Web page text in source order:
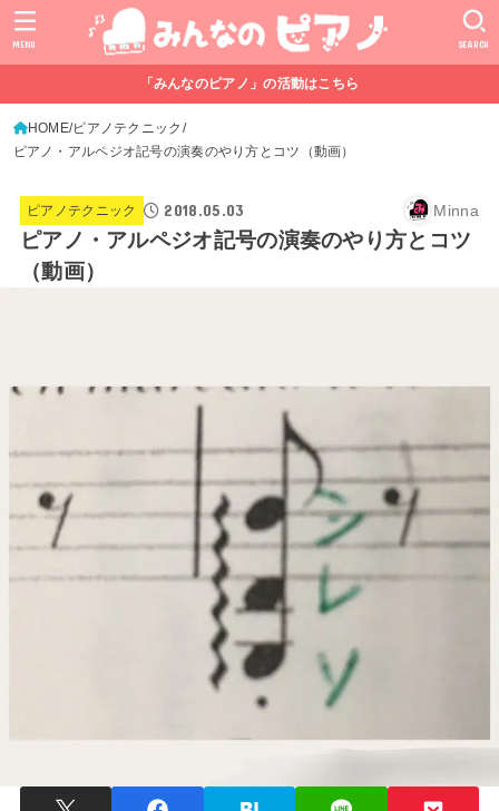
SEARCH
MENU
「みんなのピアノ」の活動はこちら
HOME ピアノテクニック
ピアノ・アルペジオ記号の演奏のやり方とコツ（動画）
ピアノテクニック 2018.05.03 Minna
ピアノ・アルペジオ記号の演奏のやり方とコツ
（動画）